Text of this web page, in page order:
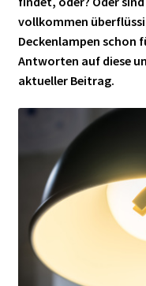
vollkommen
Deckenlampen schon
Antworten auf diese
aktueller Beitrag.